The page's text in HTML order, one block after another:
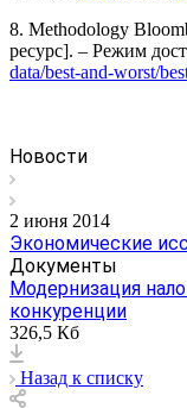
8. Methodology
ресурс]. – Режим
data/best-and-worst/
Новости
2 июня 2014
Экономические
Документы
Модернизация
конкуренции
326,5 Кб
Назад к списку